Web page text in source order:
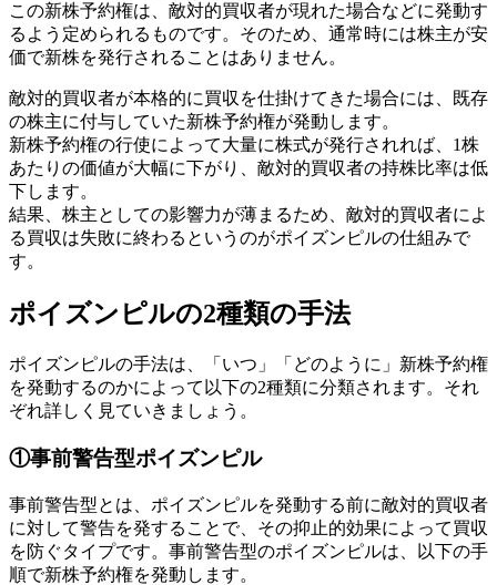
この新株予約権は、敵対的買収者が現れた場合などに発動す
るよう定められるものです。そのため、通常時には株主が安
価で新株を発行されることはありません。
敵対的買収者が本格的に買収を仕掛けてきた場合には、既存
の株主に付与していた新株予約権が発動します。
新株予約権の行使によって大量に株式が発行されれば、1株
あたりの価値が大幅に下がり、敵対的買収者の持株比率は低
下します。
結果、株主としての影響力が薄まるため、敵対的買収者によ
る買収は失敗に終わるというのがポイズンピルの仕組みで
す。
ポイズンピルの2種類の手法
ポイズンピルの手法は、「いつ」「どのように」新株予約権
を発動するのかによって以下の2種類に分類されます。それ
ぞれ詳しく見ていきましょう。
①事前警告型ポイズンピル
事前警告型とは、ポイズンピルを発動する前に敵対的買収者
に対して警告を発することで、その抑止的効果によって買収
を防ぐタイプです。事前警告型のポイズンピルは、以下の手
順で新株予約権を発動します。